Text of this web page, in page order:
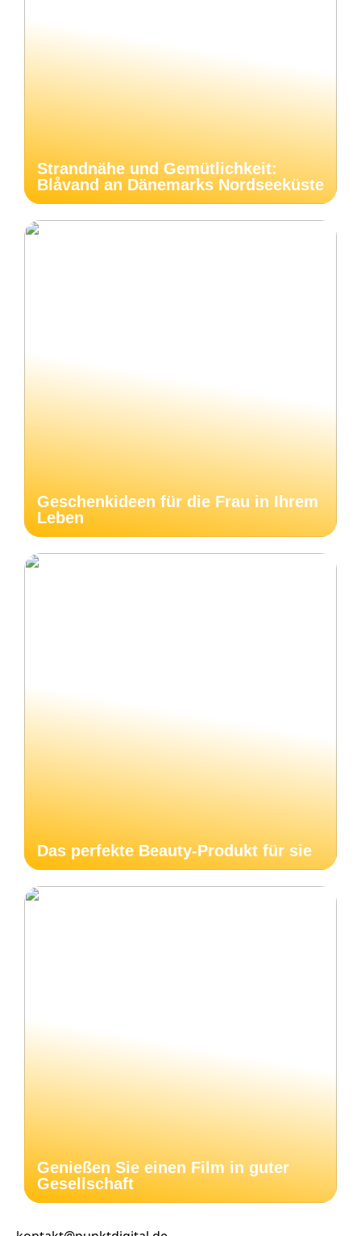
Strandnähe und Gemütlichkeit:
Blåvand an Dänemarks Nordseeküste
Geschenkideen für die Frau in Ihrem
Leben
Das perfekte Beauty-Produkt für sie
Genießen Sie einen Film in guter
Gesellschaft